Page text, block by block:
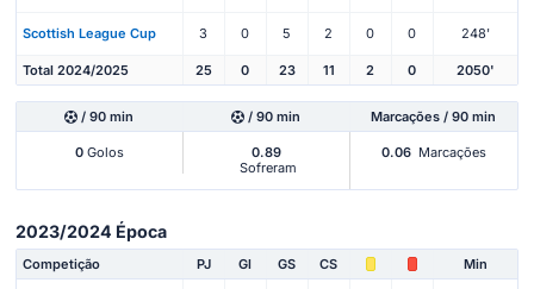
Scottish League Cup 3 0 5 2 0 0 248'
Total 2024/2025 25 0 23 11 2 0 2050'
/ 90 min / 90 min Marcações / 90 min
0Golos
0.89
Sofreram
0.06 Marcações
2023/2024 Época
Competição PJ Gl GS CS Min